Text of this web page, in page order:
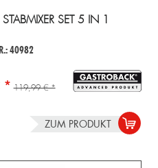
SET 5 IN 1
40982
* 119,99 € *
ZUM PRODUKT